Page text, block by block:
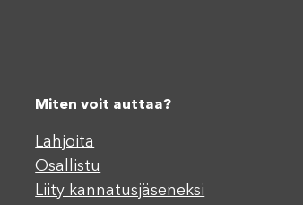
Miten voit auttaa?
Lahjoita
Osallistu
Liity kannatusjäseneksi